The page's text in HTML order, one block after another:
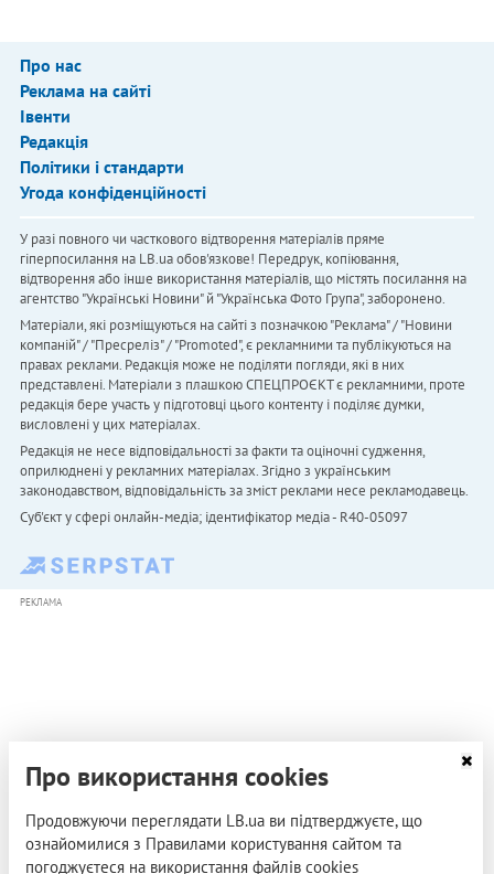
Про нас
Реклама на сайті
Івенти
Редакція
Політики і стандарти
Угода конфіденційності
У разі повного чи часткового відтворення матеріалів пряме
гіперпосилання на LB.ua обов'язкове! Передрук, копіювання,
відтворення або інше використання матеріалів, що містять посилання на
агентство "Українськi Новини" й "Українська Фото Група", заборонено.
Матеріали, які розміщуються на сайті з позначкою "Реклама" / "Новини
компаній" / "Пресреліз" / "Promoted", є рекламними та публікуються на
правах реклами. Редакція може не поділяти погляди, які в них
представлені. Матеріали з плашкою СПЕЦПРОЄКТ є рекламними, проте
редакція бере участь у підготовці цього контенту і поділяє думки,
висловлені у цих матеріалах.
Редакція не несе відповідальності за факти та оціночні судження,
оприлюднені у рекламних матеріалах. Згідно з українським
законодавством, відповідальність за зміст реклами несе рекламодавець.
Cуб'єкт у сфері онлайн-медіа; ідентифікатор медіа - R40-05097
РЕКЛАМА
Про використання cookies
Продовжуючи переглядати LB.ua ви підтверджуєте, що
ознайомилися з Правилами користування сайтом та
погоджуєтеся на використання файлів cookies